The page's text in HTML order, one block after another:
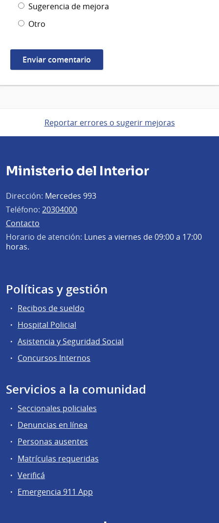
Sugerencia de mejora
Otro
Reportar errores o sugerir mejoras
Ministerio del Interior
Dirección: Mercedes 993
Teléfono: 20304000
Contacto
Horario de atención: Lunes a viernes de 09:00 a 17:00
horas.
Políticas y gestión
Recibos de sueldo
Hospital Policial
Asistencia y Seguridad Social
Concursos Internos
Servicios a la comunidad
Seccionales policiales
Denuncias en línea
Personas ausentes
Matrículas requeridas
Verificá
Emergencia 911 App